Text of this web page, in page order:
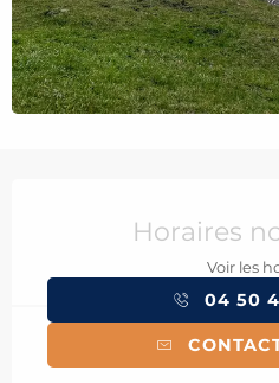
Horaires
Voir les
04 50